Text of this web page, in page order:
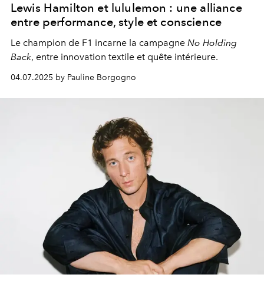
Lewis Hamilton et lululemon : une alliance
entre performance, style et conscience
Le champion de F1 incarne la campagne No Holding
Back, entre innovation textile et quête intérieure.
04.07.2025 by Pauline Borgogno